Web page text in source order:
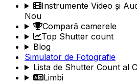
Instrumente Video și
Nou
Compară camerele
Top Shutter count
Blog
Simulator de Fotografie
Lista de Shutter Count al
Limbi